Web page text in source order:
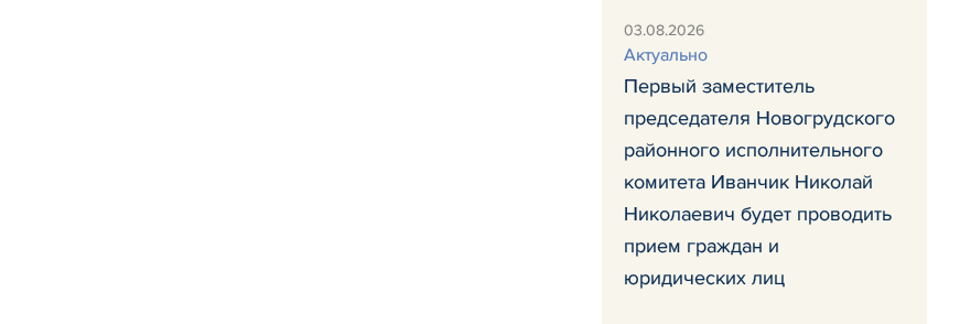
03.08.2026
Актуально
Первый заместитель
председателя Новогрудского
районного исполнительного
комитета Иванчик Николай
Николаевич будет проводить
прием граждан и
юридических лиц